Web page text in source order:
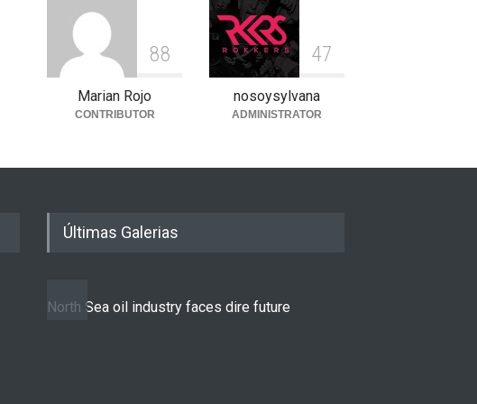
88
Marian Rojo
CONTRIBUTOR
47
nosoysylvana
ADMINISTRATOR
Últimas Galerias
North Sea oil industry faces dire future